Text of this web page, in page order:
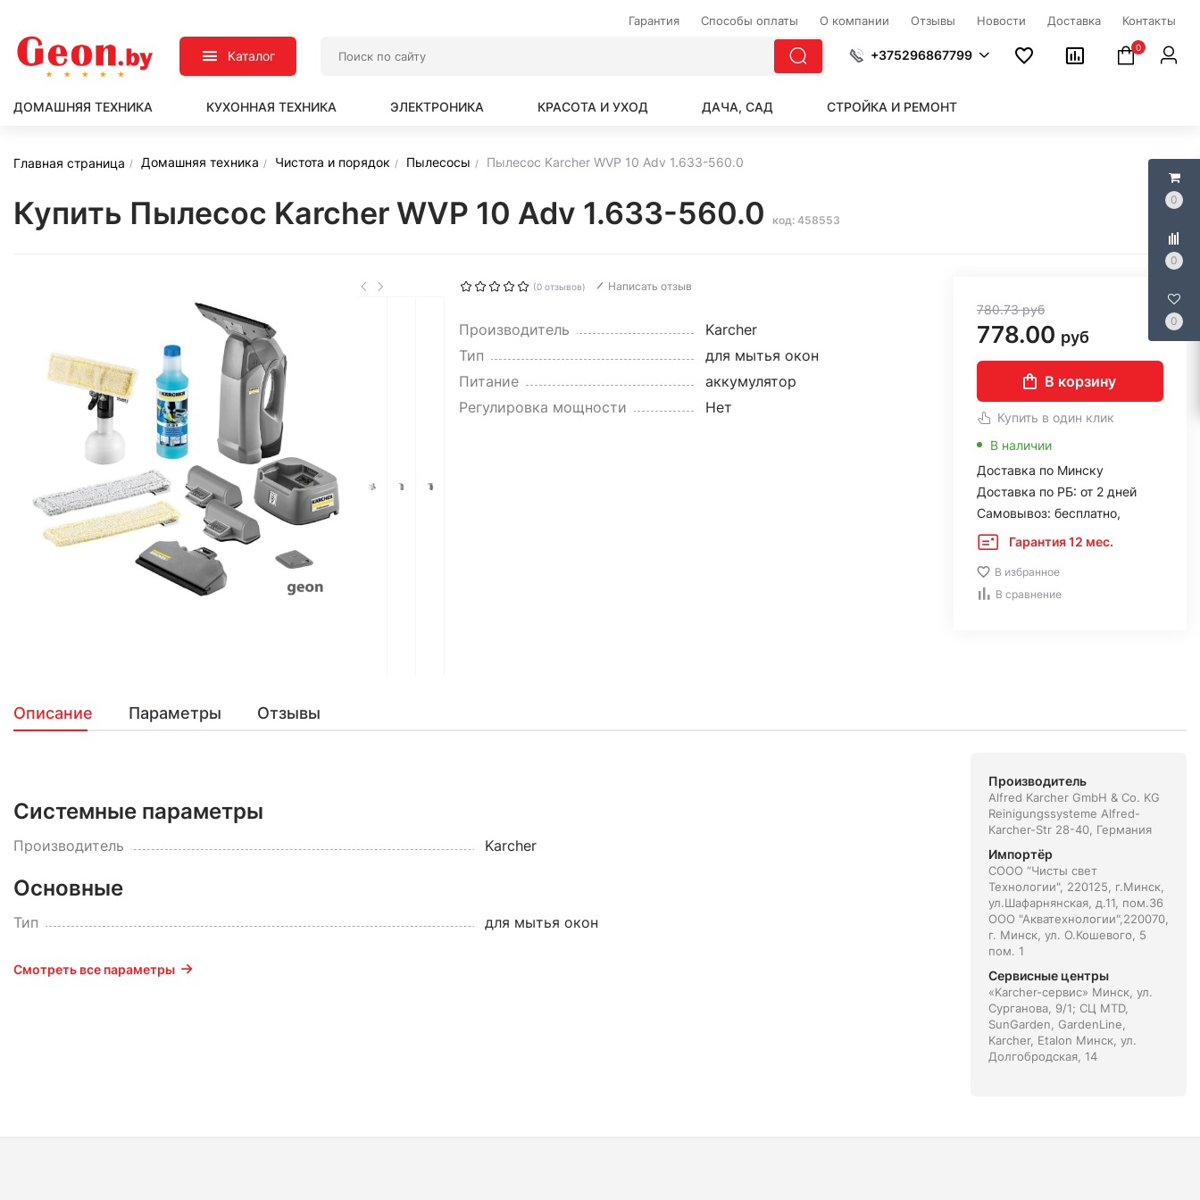
0
0
0
Гарантия Способы оплаты О компании Отзывы Новости Доставка Контакты
Каталог +375296867799
0
ДОМАШНЯЯ ТЕХНИКА КУХОННАЯ ТЕХНИКА ЭЛЕКТРОНИКА КРАСОТА И УХОД ДАЧА, САД СТРОЙКА И РЕМОНТ
Главная страница Домашняя техника Чистота и порядок Пылесосы Пылесос Karcher WVP 10 Adv 1.633-560.0
Купить Пылесос Karcher WVP 10 Adv 1.633-560.0 код: 458553
(0 отзывов) Написать отзыв
Производитель
Karcher
Тип
для мытья окон
Питание
аккумулятор
Регулировка мощности
Нет
780.73руб
778.00 руб
В корзину
Купить в один клик
В наличии
Доставка по Минску
Доставка по РБ: от 2 дней
Самовывоз: бесплатно,
Гарантия 12 мес.
В избранное
В сравнение
Описание Параметры Отзывы
Системные параметры
Производитель Karcher
Основные
Тип для мытья окон
Смотреть все параметры
Производитель
Alfred Karcher GmbH & Co. KG
Reinigungssysteme Alfred-
Karcher-Str 28-40, Германия
Импортёр
СООО “Чисты свет
Технологии", 220125, г.Минск,
ул.Шафарнянская, д.11, пом.36
ООО "Акватехнологии",220070,
г. Минск, ул. О.Кошевого, 5
пом. 1
Сервисные центры
«Karcher-сервис» Минск, ул.
Сурганова, 9/1; СЦ MTD,
SunGarden, GardenLine,
Karcher, Etalon Минск, ул.
Долгобродская, 14